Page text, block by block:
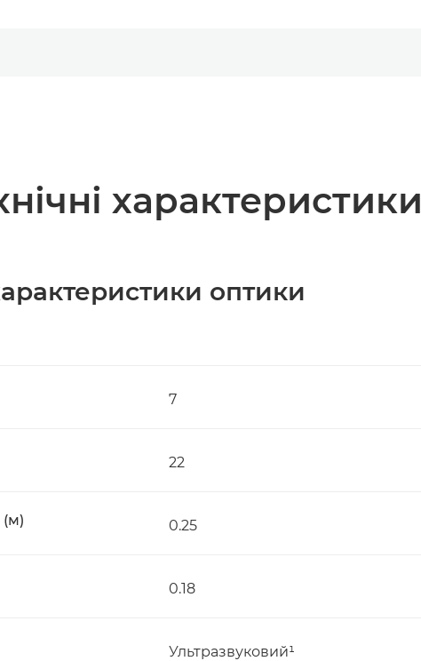
характеристики
оптики
7
22
(м) 0.25
0.18
Ультразвуковий¹